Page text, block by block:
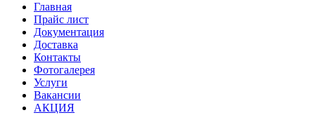
Главная
Прайс лист
Документация
Доставка
Контакты
Фотогалерея
Услуги
Вакансии
АКЦИЯ